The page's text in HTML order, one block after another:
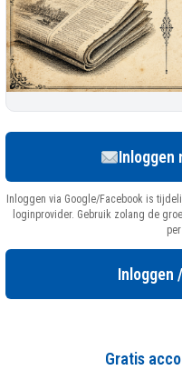
Inloggen
Inloggen via Google/Facebook is
loginprovider. Gebruik zolang de
Inloggen
Gratis